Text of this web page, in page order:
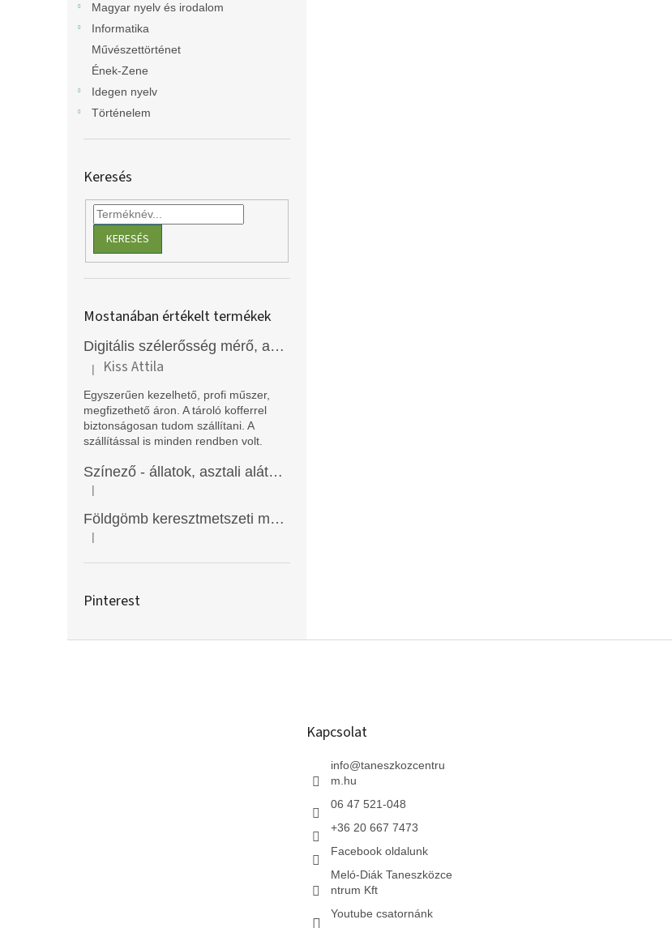
Magyar nyelv és irodalom
Informatika
Művészettörténet
Ének-Zene
Idegen nyelv
Történelem
Keresés
KERESÉS
Mostanában értékelt termékek
Digitális szélerősség mérő, anemométer, EM2250
A termék értékelése 5-ből 5 csillag.
| Kiss Attila
Egyszerűen kezelhető, profi műszer,
megfizethető áron. A tároló kofferrel
biztonságosan tudom szállítani. A
szállítással is minden rendben volt.
Színező - állatok, asztali alátét, Funny Mat
A termék értékelése 5-ből 5 csillag.
|
Földgömb keresztmetszeti modell
A termék értékelése 5-ből 5 csillag.
|
Pinterest
Kapcsolat
info@taneszkozcentru
m.hu
06 47 521-048
+36 20 667 7473
Facebook oldalunk
Meló-Diák Taneszközce
ntrum Kft
Youtube csatornánk